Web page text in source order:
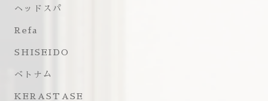
ヘッドスパ
Refa
SHISEIDO
ベトナム
KERASTASE